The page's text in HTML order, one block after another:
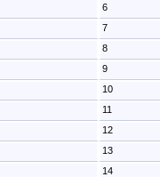
6
7
8
9
10
11
12
13
14